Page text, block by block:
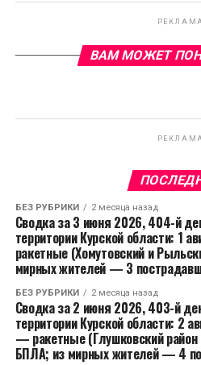
ВАМ МОЖЕТ
БЕЗ РУБРИКИ 2 месяца назад
Сводка за 3 июня 2026, 404-й
территории Курской области: 1
ракетные (Хомутовский и
мирных жителей — 3
БЕЗ РУБРИКИ 2 месяца назад
Сводка за 2 июня 2026, 403-й
территории Курской области: 2
— ракетные (Глушковский
БПЛА; из мирных жителей — 4